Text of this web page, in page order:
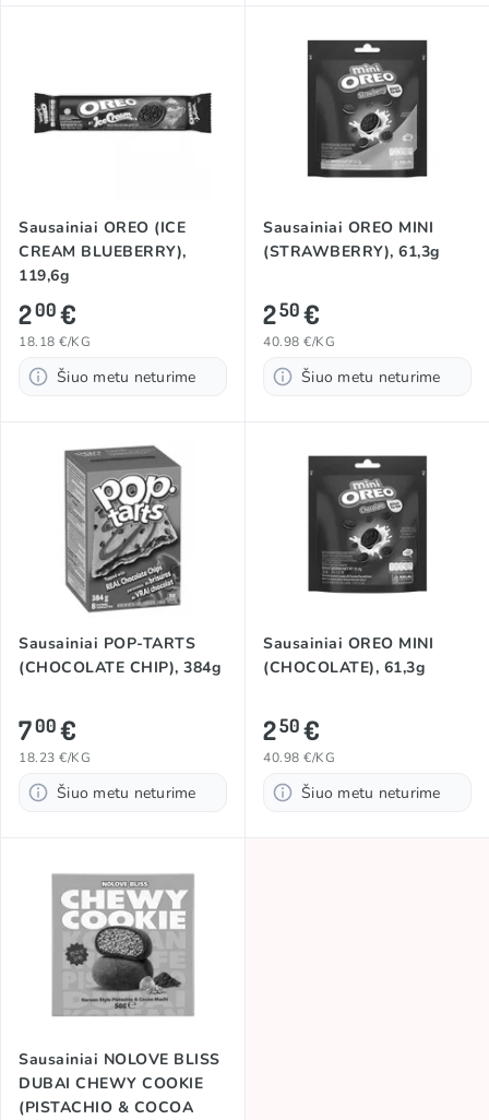
Sausainiai OREO (ICE
CREAM BLUEBERRY),
119,6g
200€
18.18 €/KG
Šiuo metu neturime
Sausainiai OREO MINI
(STRAWBERRY), 61,3g
250€
40.98 €/KG
Šiuo metu neturime
Sausainiai POP-TARTS
(CHOCOLATE CHIP), 384g
700€
18.23 €/KG
Šiuo metu neturime
Sausainiai OREO MINI
(CHOCOLATE), 61,3g
250€
40.98 €/KG
Šiuo metu neturime
Sausainiai NOLOVE BLISS
DUBAI CHEWY COOKIE
(PISTACHIO & COCOA